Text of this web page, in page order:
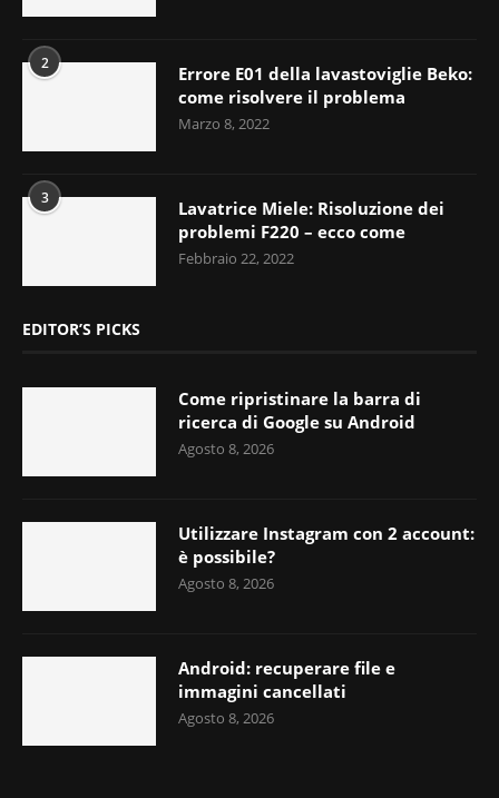
2
Errore E01 della lavastoviglie Beko:
come risolvere il problema
Marzo 8, 2022
3
Lavatrice Miele: Risoluzione dei
problemi F220 – ecco come
Febbraio 22, 2022
EDITOR’S PICKS
Come ripristinare la barra di
ricerca di Google su Android
Agosto 8, 2026
Utilizzare Instagram con 2 account:
è possibile?
Agosto 8, 2026
Android: recuperare file e
immagini cancellati
Agosto 8, 2026